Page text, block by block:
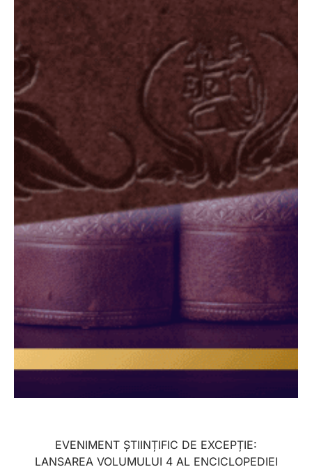
EVENIMENT ȘTIINȚIFIC DE EXCEPȚIE:
LANSAREA VOLUMULUI 4 AL ENCICLOPEDIEI